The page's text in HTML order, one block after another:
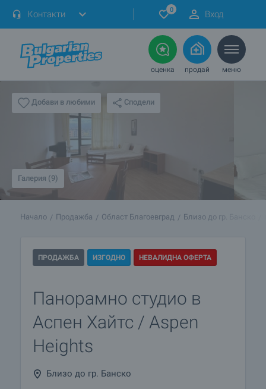
Контакти 0 Вход
оценка продай меню
Добави в любими Сподели
Галерия (9)
Начало Продажба Област Благоевград Близо до гр. Банско
ПРОДАЖБА ИЗГОДНО НЕВАЛИДНА ОФЕРТА
Панорамно студио в
Аспен Хайтс / Aspen
Heights
Близо до гр. Банско